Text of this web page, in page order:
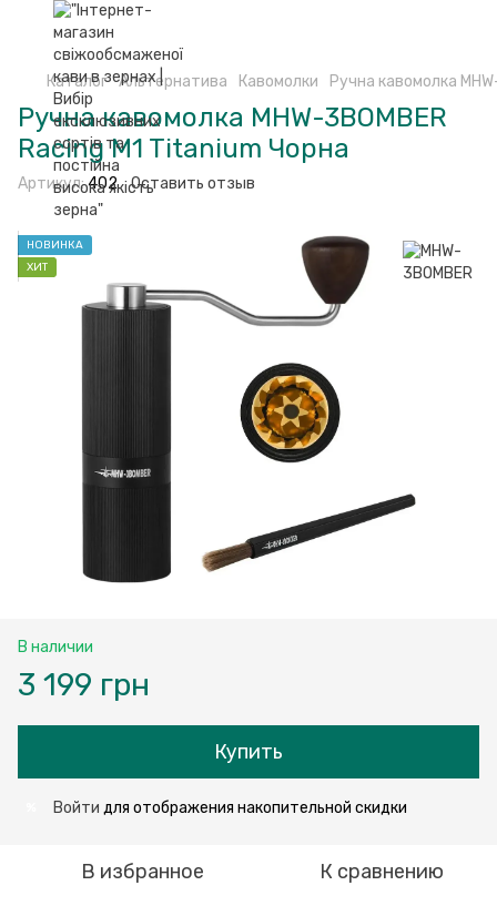
Каталог Альтернатива Кавомолки Ручна кавомолка
Ручна кавомолка MHW-3BOMBER
Racing M1 Titanium Чорна
Артикул:402 Оставить отзыв
НОВИНКА
ХИТ
В наличии
3 199 грн
Купить
Войти для отображения накопительной скидки
В избранное К сравнению